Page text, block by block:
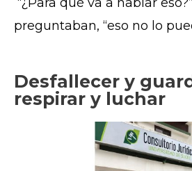
preguntaban, “eso no lo
Desfallecer y
respirar y luchar